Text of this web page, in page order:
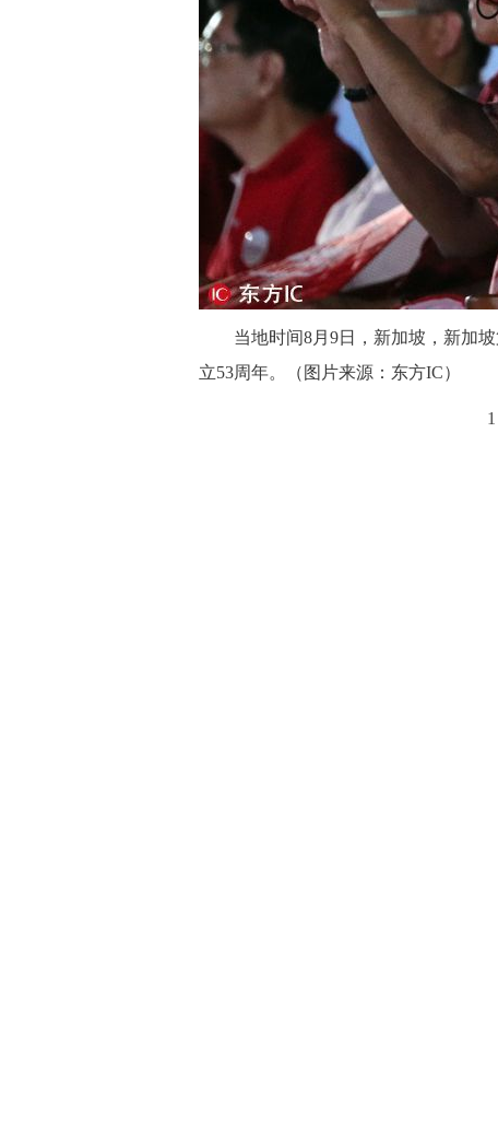
当地时间8月9日，新加坡，新加坡
立53周年。（图片来源：东方IC）
1